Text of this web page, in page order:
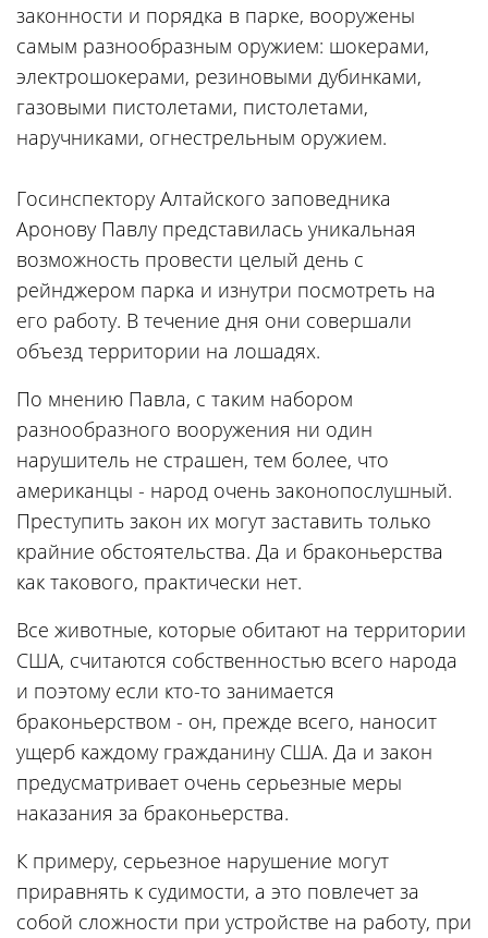
законности и порядка в парке, вооружены
самым разнообразным оружием: шокерами,
электрошокерами, резиновыми дубинками,
газовыми пистолетами, пистолетами,
наручниками, огнестрельным оружием.
Госинспектору Алтайского заповедника
Аронову Павлу представилась уникальная
возможность провести целый день с
рейнджером парка и изнутри посмотреть на
его работу. В течение дня они совершали
объезд территории на лошадях.
По мнению Павла, с таким набором
разнообразного вооружения ни один
нарушитель не страшен, тем более, что
американцы - народ очень законопослушный.
Преступить закон их могут заставить только
крайние обстоятельства. Да и браконьерства
как такового, практически нет.
Все животные, которые обитают на территории
США, считаются собственностью всего народа
и поэтому если кто-то занимается
браконьерством - он, прежде всего, наносит
ущерб каждому гражданину США. Да и закон
предусматривает очень серьезные меры
наказания за браконьерства.
К примеру, серьезное нарушение могут
приравнять к судимости, а это повлечет за
собой сложности при устройстве на работу, при